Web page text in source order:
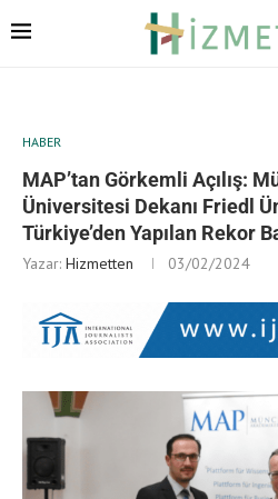
HABER
MAP’tan Görkemli Açılış:
Üniversitesi Dekanı Friedl
Türkiye’den Yapılan Rekor
Yazar: Hizmetten 03/02/2024